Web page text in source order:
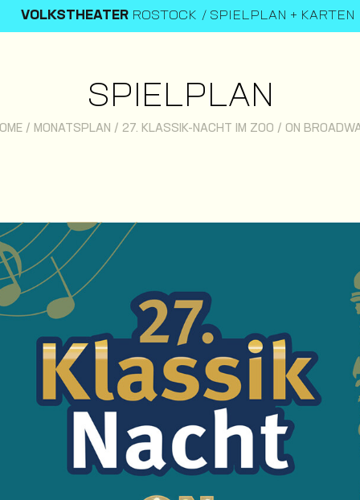
VOLKSTHEATER ROSTOCK SPIELPLAN + KARTEN
SPIELPLAN
/ MONATSPLAN / 27. KLASSIK-NACHT IM ZOO / ON